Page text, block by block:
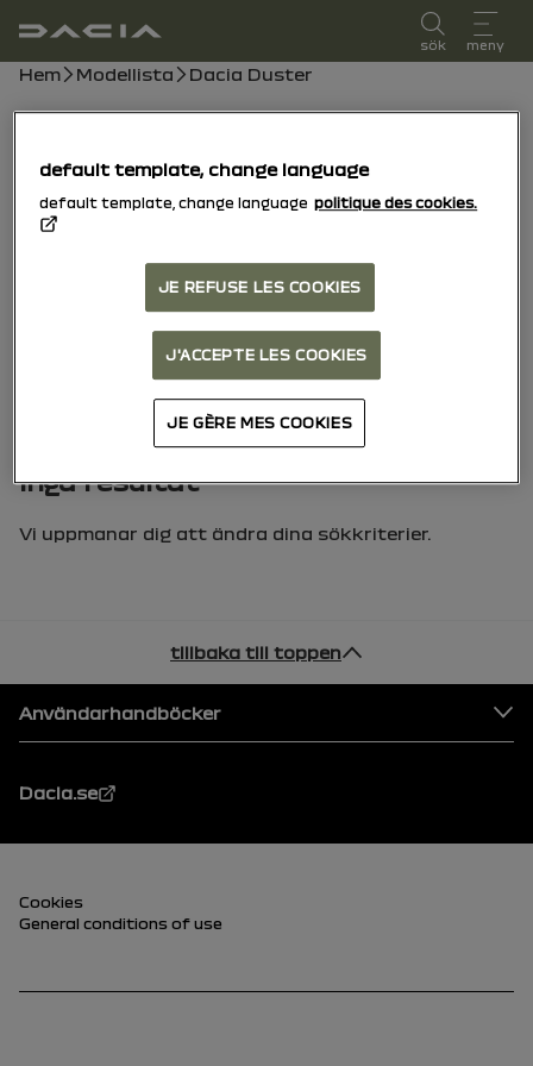
användarmanual
sök meny
Brödsmulor
Hem Modellista Dacia Duster
Dacia Sandero
15/10/2025 till idag
Inga resultat
Vi uppmanar dig att ändra dina sökkriterier.
tillbaka till toppen
Footer
Användarhandböcker
Dacia.se
Sidfot (nedre)
Cookies
General conditions of use
default template, change language
default template, change language politique des cookies.
JE REFUSE LES COOKIES
J'ACCEPTE LES COOKIES
JE GÈRE MES COOKIES